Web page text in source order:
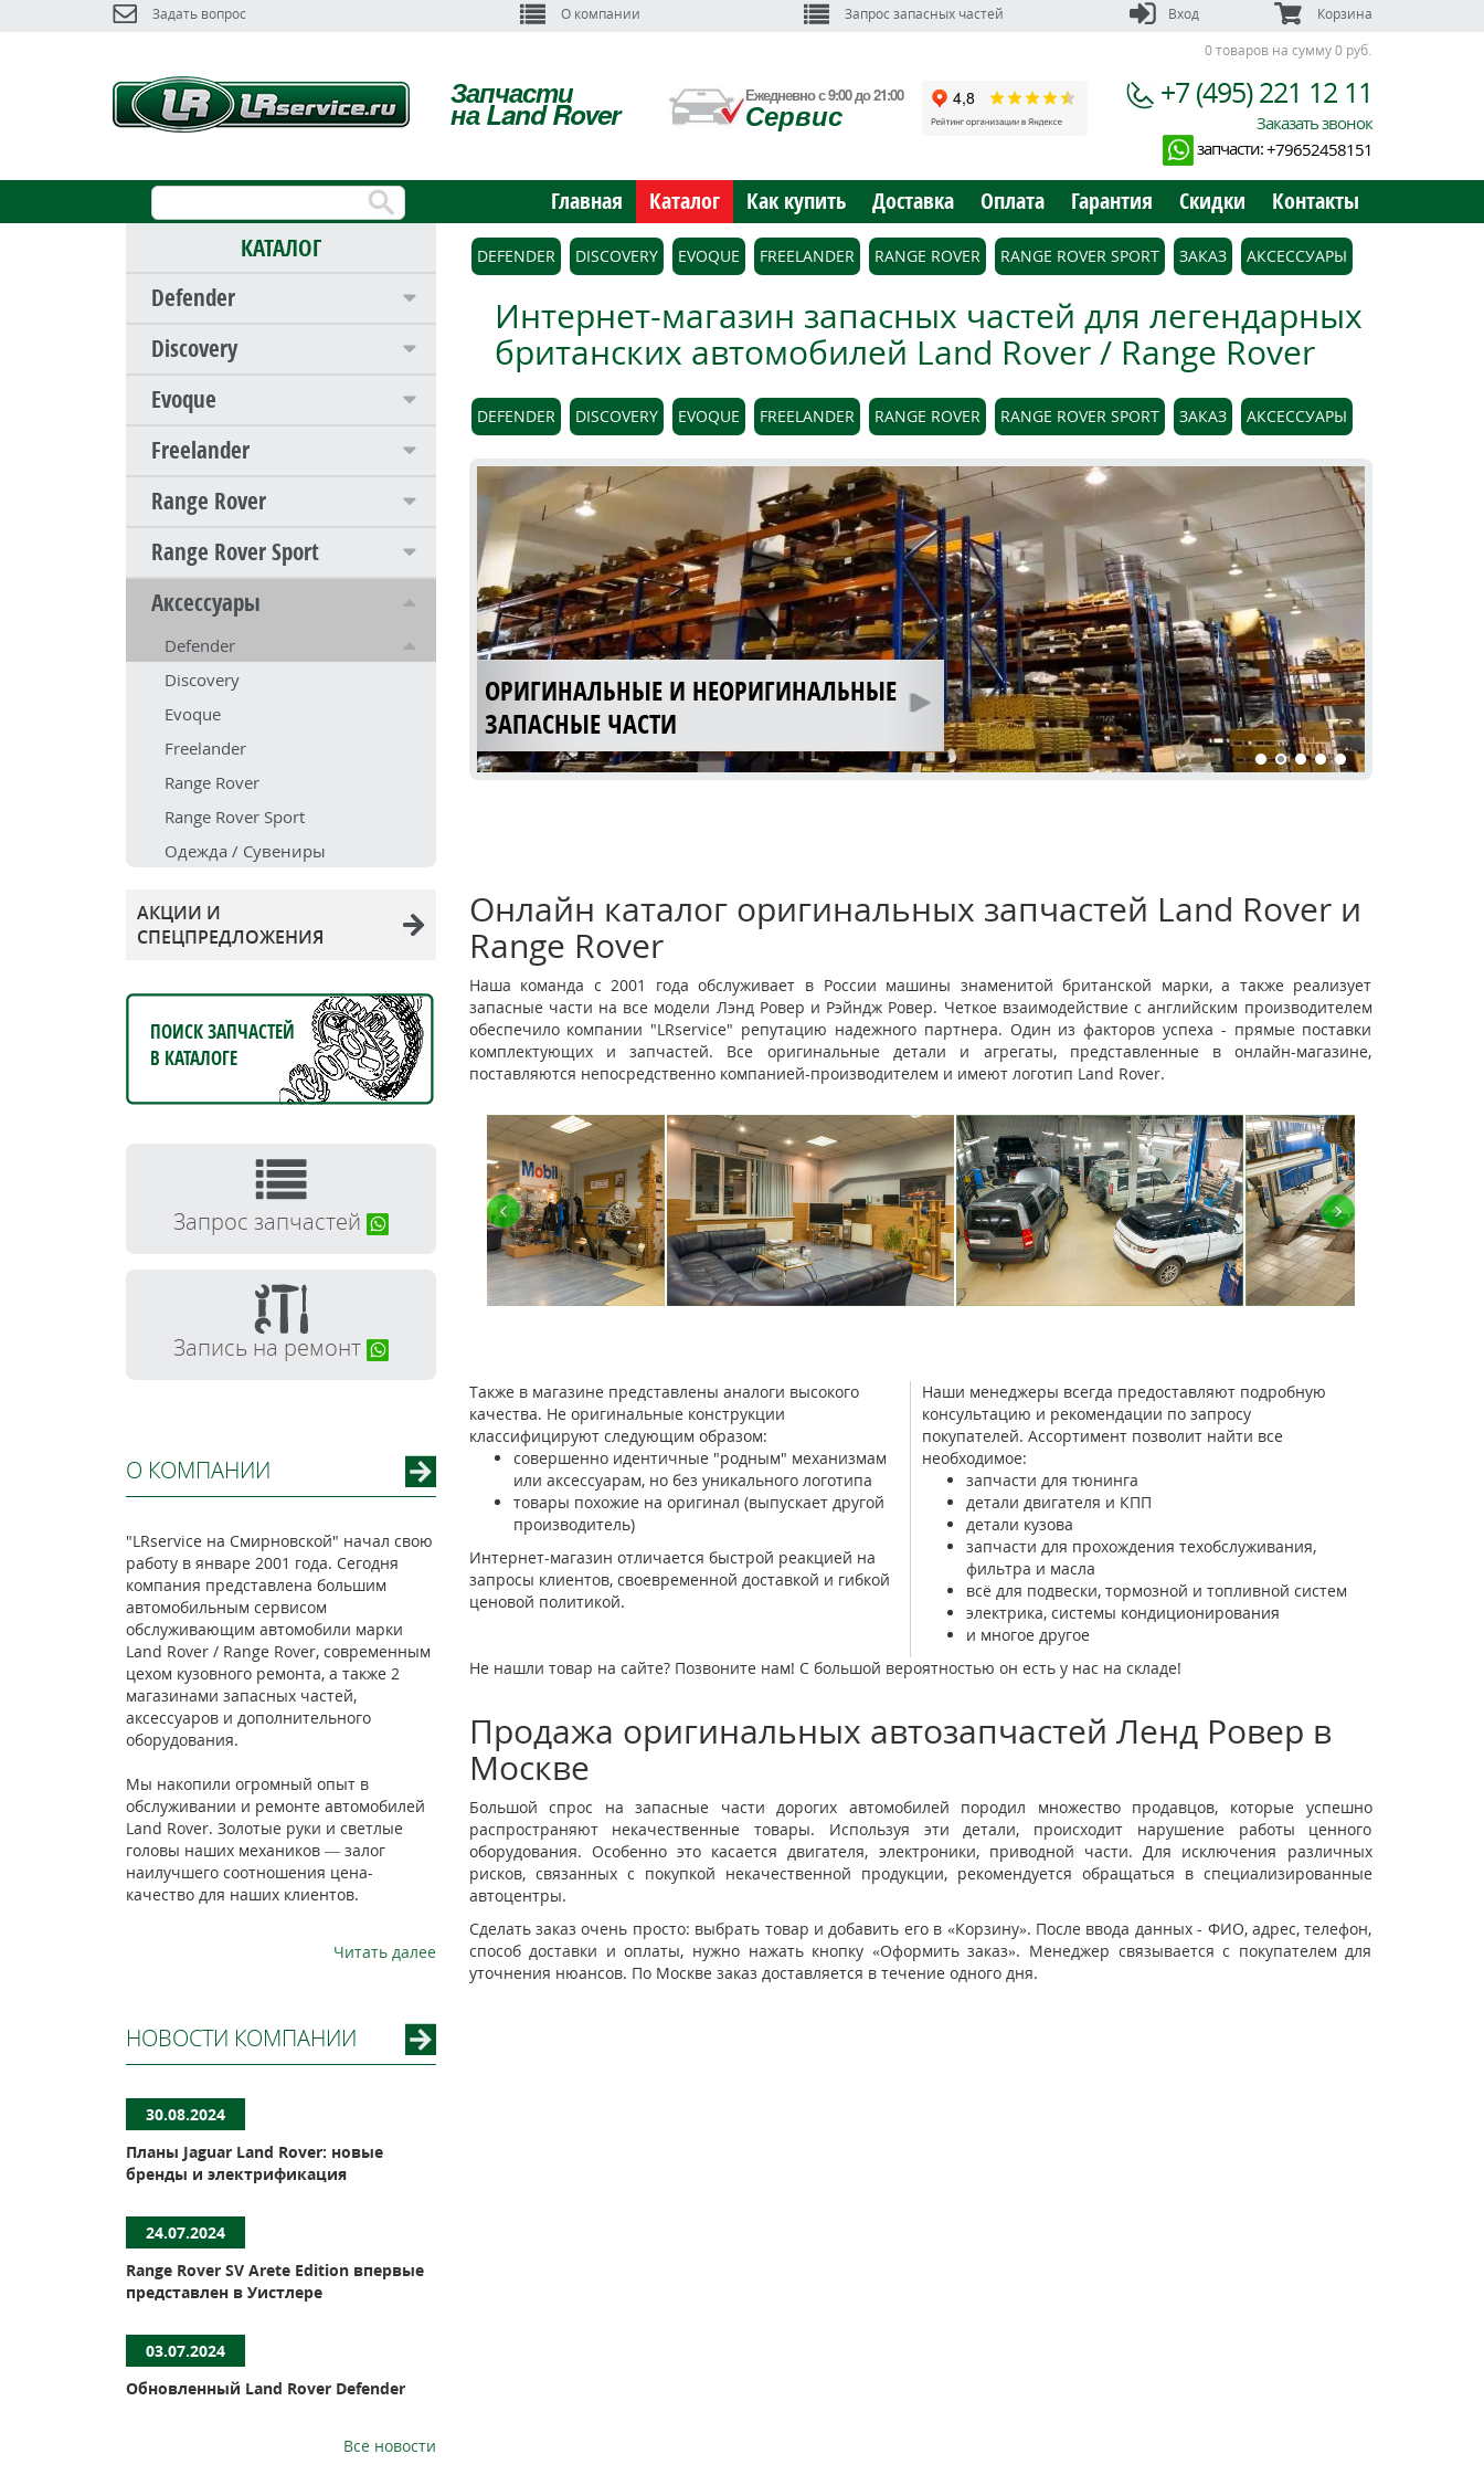
Задать вопрос О компании Запрос запасных частей
Корзина
0 товаров на сумму 0 руб.
Вход
Запчасти
на Land Rover
Ежедневно с 9:00 до 21:00
Сервис
+7 (495) 221 12 11
Заказать звонок
запчасти:+79652458151
Главная Каталог Как купить Доставка Оплата Гарантия Скидки Контакты
КАТАЛОГ
Defender
Discovery
Evoque
Freelander
Range Rover
Range Rover Sport
Аксессуары
Defender
Discovery
Evoque
Freelander
Range Rover
Range Rover Sport
Одежда / Сувениры
АКЦИИ И
СПЕЦПРЕДЛОЖЕНИЯ
ПОИСК ЗАПЧАСТЕЙ
В КАТАЛОГЕ
Запрос запчастей
Запись на ремонт
О КОМПАНИИ
"LRservice на Смирновской" начал свою
работу в январе 2001 года. Сегодня
компания представлена большим
автомобильным сервисом
обслуживающим автомобили марки
Land Rover / Range Rover, современным
цехом кузовного ремонта, а также 2
магазинами запасных частей,
аксессуаров и дополнительного
оборудования.
Мы накопили огромный опыт в
обслуживании и ремонте автомобилей
Land Rover. Золотые руки и светлые
головы наших механиков — залог
наилучшего соотношения цена-
качество для наших клиентов.
Читать далее
НОВОСТИ КОМПАНИИ
30.08.2024
Планы Jaguar Land Rover: новые
бренды и электрификация
24.07.2024
Range Rover SV Arete Edition впервые
представлен в Уистлере
03.07.2024
Обновленный Land Rover Defender
Все новости
DEFENDER DISCOVERY EVOQUE FREELANDER RANGE ROVER RANGE ROVER SPORT ЗАКАЗ АКСЕССУАРЫ
Интернет-магазин запасных частей для легендарных
британских автомобилей Land Rover / Range Rover
DEFENDER DISCOVERY EVOQUE FREELANDER RANGE ROVER RANGE ROVER SPORT ЗАКАЗ АКСЕССУАРЫ
ОРИГИНАЛЬНЫЕ И НЕОРИГИНАЛЬНЫЕ
ЗАПАСНЫЕ ЧАСТИ
АВТОСЕРВИС С 15 ЛЕТНИМ ОПЫТОМ
РАБОТЫ
КУЗОВНОЙ РЕМОНТ LAND ROVER
OFF-ROAD ПОДГОТОВКА И ТЮНИНГ
Онлайн каталог оригинальных запчастей Land Rover и
Range Rover
Наша команда с 2001 года обслуживает в России машины знаменитой британской марки, а также реализует
запасные части на все модели Лэнд Ровер и Рэйндж Ровер. Четкое взаимодействие с английским производителем
обеспечило компании "LRservice" репутацию надежного партнера. Один из факторов успеха - прямые поставки
комплектующих и запчастей. Все оригинальные детали и агрегаты, представленные в онлайн-магазине,
поставляются непосредственно компанией-производителем и имеют логотип Land Rover.
‹ ›
Также в магазине представлены аналоги высокого
качества. Не оригинальные конструкции
классифицируют следующим образом:
совершенно идентичные "родным" механизмам
или аксессуарам, но без уникального логотипа
товары похожие на оригинал (выпускает другой
производитель)
Интернет-магазин отличается быстрой реакцией на
запросы клиентов, своевременной доставкой и гибкой
ценовой политикой.
Наши менеджеры всегда предоставляют подробную
консультацию и рекомендации по запросу
покупателей. Ассортимент позволит найти все
необходимое:
запчасти для тюнинга
детали двигателя и КПП
детали кузова
запчасти для прохождения техобслуживания,
фильтра и масла
всё для подвески, тормозной и топливной систем
электрика, системы кондиционирования
и многое другое
Не нашли товар на сайте? Позвоните нам! С большой вероятностью он есть у нас на складе!
Продажа оригинальных автозапчастей Ленд Ровер в
Москве
Большой спрос на запасные части дорогих автомобилей породил множество продавцов, которые успешно
распространяют некачественные товары. Используя эти детали, происходит нарушение работы ценного
оборудования. Особенно это касается двигателя, электроники, приводной части. Для исключения различных
рисков, связанных с покупкой некачественной продукции, рекомендуется обращаться в специализированные
автоцентры.
Сделать заказ очень просто: выбрать товар и добавить его в «Корзину». После ввода данных - ФИО, адрес, телефон,
способ доставки и оплаты, нужно нажать кнопку «Оформить заказ». Менеджер связывается с покупателем для
уточнения нюансов. По Москве заказ доставляется в течение одного дня.